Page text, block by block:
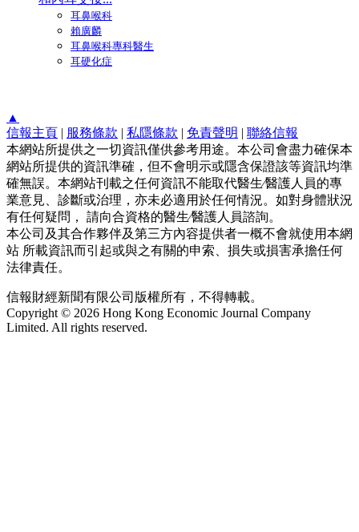
耳鼻喉科
賴廣麟
耳鼻喉科專科醫生
耳硬化症
▲
信報主頁 | 服務條款 | 私隱條款 | 免責聲明 | 聯絡信報
本網站所提供之一切資訊僅供參考用途。本公司會盡力確保本
網站所提供的資訊準確，但不會明示或隱含保證該等資訊均準
確無誤。本網站刊載之任何資訊不能取代醫生∕醫護人員的專
業意見、診斷或治理，亦未必適用於任何情況。如對身體狀況
有任何疑問， 請向合資格的醫生∕醫護人員諮詢。
本公司及其合作夥伴及第三方內容提供者一概不會就使用本網
站 所載資訊而引起或與之有關的申索、損失或損害承擔任何
法律責任。
信報財經新聞有限公司版權所有，不得轉載。
Copyright © 2026 Hong Kong Economic Journal Company
Limited. All rights reserved.